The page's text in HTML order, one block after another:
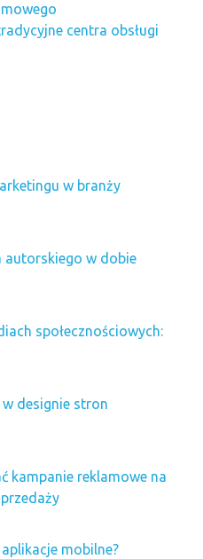
centra obsługi
w branży
autorskiego w dobie
społecznościowych:
designie stron
kampanie reklamowe na
mobilne?